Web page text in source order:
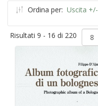
Ordina per: Uscita +/-
Risultati 9 - 16 di 220